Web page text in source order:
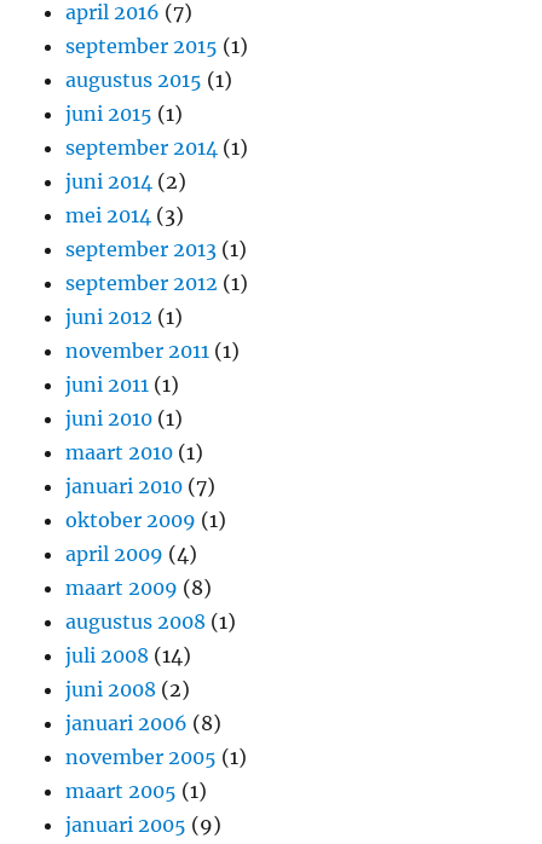
april 2016 (7)
september 2015 (1)
augustus 2015 (1)
juni 2015 (1)
september 2014 (1)
juni 2014 (2)
mei 2014 (3)
september 2013 (1)
september 2012 (1)
juni 2012 (1)
november 2011 (1)
juni 2011 (1)
juni 2010 (1)
maart 2010 (1)
januari 2010 (7)
oktober 2009 (1)
april 2009 (4)
maart 2009 (8)
augustus 2008 (1)
juli 2008 (14)
juni 2008 (2)
januari 2006 (8)
november 2005 (1)
maart 2005 (1)
januari 2005 (9)